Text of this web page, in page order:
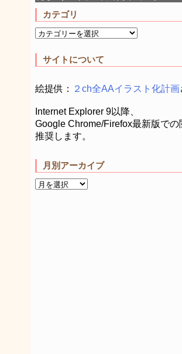
カテゴリ
サイトについて
絵提供： ２ch全AAイラスト化計画
Internet Explorer 9以降、
Google Chrome/Firefox最新版での
推奨します。
月別アーカイブ